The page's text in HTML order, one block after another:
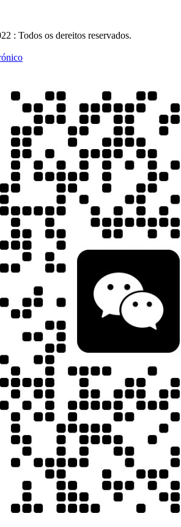
: Todos os dereitos reservados.